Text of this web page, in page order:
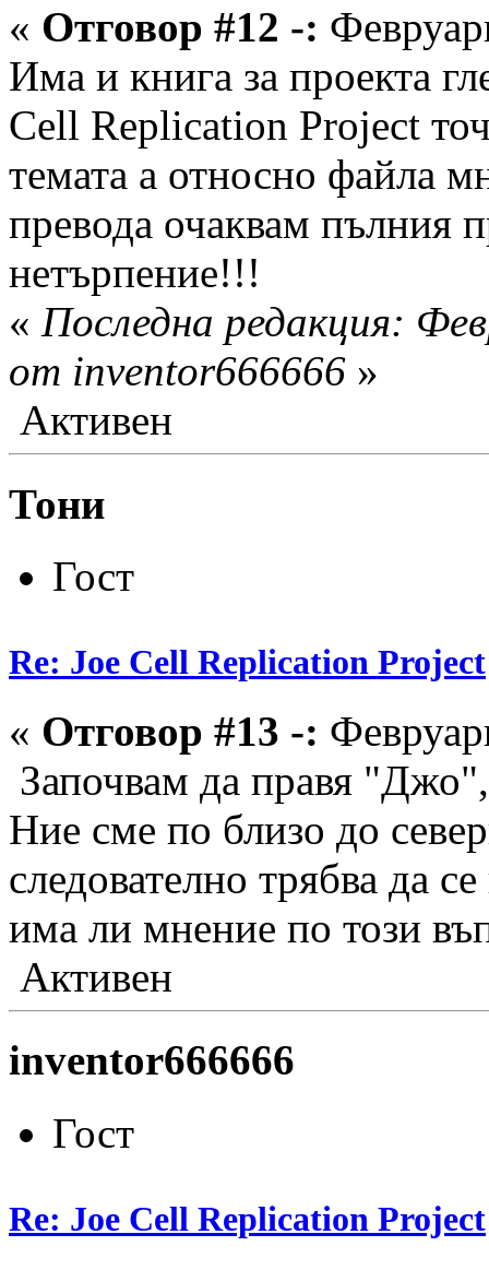
« Отговор #12 -:
Има и книга за проекта
Cell Replication Project
темата а относно файла
превода очаквам пълния
нетърпение!!!
« Последна редакция:
от inventor666666 »
Активен
Тони
Гост
Re: Joe Cell Replication Project
« Отговор #13 -:
Започвам да правя
Ние сме по близо до
следователно трябва да
има ли мнение по този
Активен
inventor666666
Гост
Re: Joe Cell Replication Project